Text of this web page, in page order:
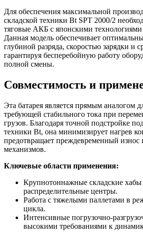
Для обеспечения максимальной
складской техники Bt SPT 2000/2
тяговые АКБ с японскими технологиями
Данная модель обеспечивает
глубиной разряда, скоростью зарядки и
гарантируя бесперебойную работу
полной смены.
Совместимость и
Эта батарея является прямым аналогом
требующей стабильного тока при
грузов. Благодаря точной подстройке
техники Bt, она минимизирует нагрев
предотвращает преждевременный
механизмов.
Ключевые области применения:
Крупнотоннажные складские хабы
распределительные центры.
Работа с тяжелыми паллетами в
цикла.
Интенсивные погрузочно-
высокими требованиями к